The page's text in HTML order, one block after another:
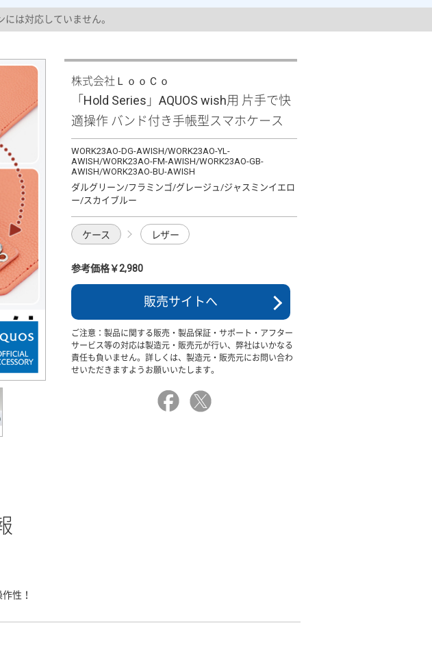
は対応していません。
株式会社ＬｏｏＣｏ
「Hold Series」AQUOS wish用 片手で快
適操作 バンド付き手帳型スマホケース
WORK23AO-DG-AWISH/WORK23AO-YL-
AWISH/WORK23AO-FM-AWISH/WORK23AO-GB-
AWISH/WORK23AO-BU-AWISH
ダルグリーン/フラミンゴ/グレージュ/ジャスミンイエロ
ー/スカイブルー
ケース レザー
参考価格￥2,980
販売サイトへ
ご注意：製品に関する販売・製品保証・サポート・アフター
サービス等の対応は製造元・販売元が行い、弊社はいかなる
責任も負いません。詳しくは、製造元・販売元にお問い合わ
せいただきますようお願いいたします。
性！